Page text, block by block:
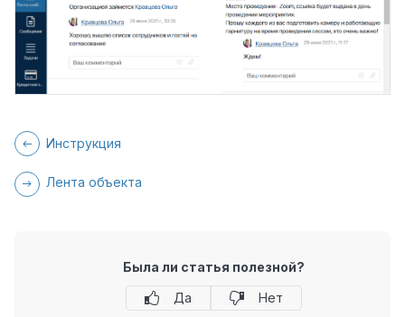
Инструкция
Лента объекта
Была ли статья полезной?
Да
Нет